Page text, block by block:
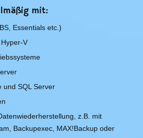
mit:
Essentials etc.)
V
und SQL Server
z.B. mit
Backupexec, MAX!Backup oder